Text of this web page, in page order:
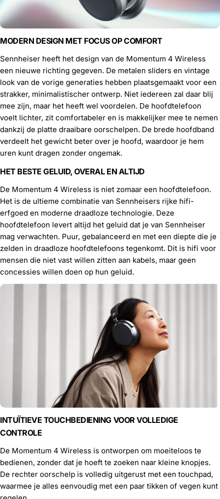
MODERN DESIGN MET FOCUS OP COMFORT
Sennheiser heeft het design van de Momentum 4 Wireless
een nieuwe richting gegeven. De metalen sliders en vintage
look van de vorige generaties hebben plaatsgemaakt voor een
strakker, minimalistischer ontwerp. Niet iedereen zal daar blij
mee zijn, maar het heeft wel voordelen. De hoofdtelefoon
voelt lichter, zit comfortabeler en is makkelijker mee te nemen
dankzij de platte draaibare oorschelpen. De brede hoofdband
verdeelt het gewicht beter over je hoofd, waardoor je hem
uren kunt dragen zonder ongemak.
HET BESTE GELUID, OVERAL EN ALTIJD
De Momentum 4 Wireless is niet zomaar een hoofdtelefoon.
Het is de ultieme combinatie van Sennheisers rijke hifi-
erfgoed en moderne draadloze technologie. Deze
hoofdtelefoon levert altijd het geluid dat je van Sennheiser
mag verwachten. Puur, gebalanceerd en met een diepte die je
zelden in draadloze hoofdtelefoons tegenkomt. Dit is hifi voor
mensen die niet vast willen zitten aan kabels, maar geen
concessies willen doen op hun geluid.
INTUÏTIEVE TOUCHBEDIENING VOOR VOLLEDIGE
CONTROLE
De Momentum 4 Wireless is ontworpen om moeiteloos te
bedienen, zonder dat je hoeft te zoeken naar kleine knopjes.
De rechter oorschelp is volledig uitgerust met een touchpad,
waarmee je alles eenvoudig met een paar tikken of vegen kunt